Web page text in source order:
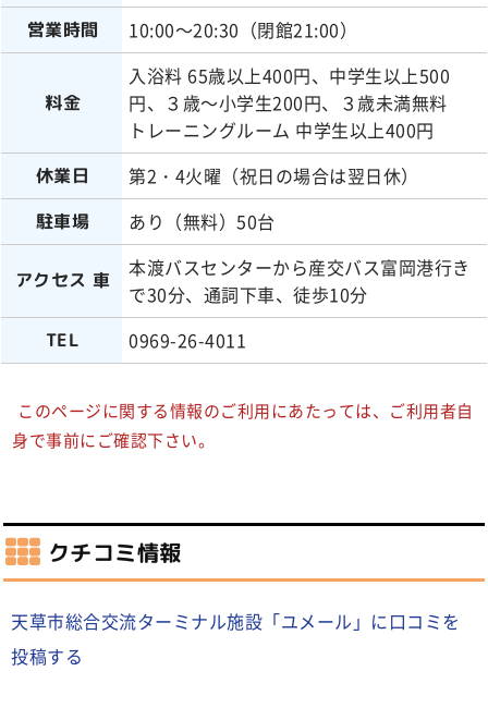
営業時間 10:00～20:30（閉館21:00）
料金
入浴料 65歳以上400円、中学生以上500
円、３歳～小学生200円、３歳未満無料
トレーニングルーム 中学生以上400円
休業日 第2・4火曜（祝日の場合は翌日休）
駐車場 あり（無料）50台
アクセス 車
本渡バスセンターから産交バス富岡港行き
で30分、通詞下車、徒歩10分
TEL 0969-26-4011
このページに関する情報のご利用にあたっては、ご利用者自
身で事前にご確認下さい。
クチコミ情報
天草市総合交流ターミナル施設「ユメール」に口コミを
投稿する